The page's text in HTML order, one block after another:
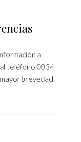
a
teléfono 0034
brevedad.